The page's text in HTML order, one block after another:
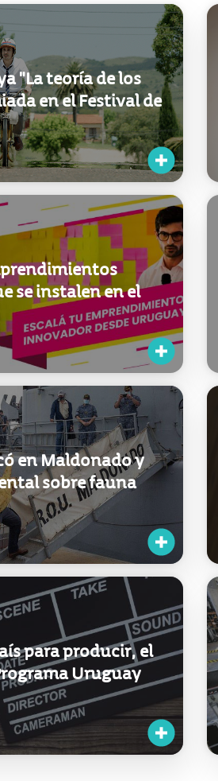
"La teoría de los
en el Festival de
se instalen en el
en Maldonado y
sobre fauna
para producir, el
Uruguay